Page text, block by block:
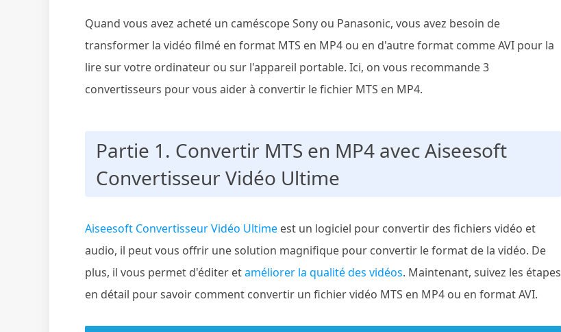
Quand vous avez acheté un caméscope Sony ou Panasonic, vous avez besoin de
transformer la vidéo filmé en format MTS en MP4 ou en d'autre format comme AVI pour la
lire sur votre ordinateur ou sur l'appareil portable. Ici, on vous recommande 3
convertisseurs pour vous aider à convertir le fichier MTS en MP4.
Partie 1. Convertir MTS en MP4 avec Aiseesoft
Convertisseur Vidéo Ultime
Aiseesoft Convertisseur Vidéo Ultime est un logiciel pour convertir des fichiers vidéo et
audio, il peut vous offrir une solution magnifique pour convertir le format de la vidéo. De
plus, il vous permet d'éditer etaméliorer la qualité des vidéos. Maintenant, suivez les étapes
en détail pour savoir comment convertir un fichier vidéo MTS en MP4 ou en format AVI.